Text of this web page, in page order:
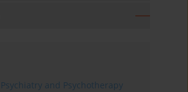
and Psychotherapy